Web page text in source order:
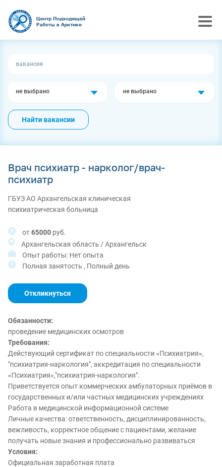
Центр Подходящей
Работы в Арктике
не выбрано не выбрано
Найти вакансии
Врач психиатр - нарколог/врач-
психиатр
ГБУЗ АО Архангельская клиническая
психиатрическая больница
от65000 руб.
Архангельская область / Архангельск
Опыт работы: Нет опыта
Полная занятость , Полный день
Откликнуться
Обязанности:
проведение медицинских осмотров
Требования:
Действующий сертификат по специальности «Психиатрия»,
"психиатрия-наркология", аккредитация по специальности
«Психиатрия»,"психиатрия-наркология".
Приветствуется опыт коммерческих амбулаторных приёмов в
государственных и/или частных медицинских учреждениях
Работа в медицинской информационной системе
Личные качества: ответственность, дисциплинированность,
вежливость, корректное общение с пациентами, желание
получать новые знания и профессионально развиваться
Условия:
Официальная заработная плата